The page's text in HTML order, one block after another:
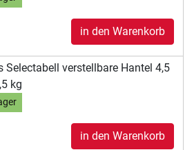
in den Warenkorb
Selectabell verstellbare Hantel 4,5
kg
in den Warenkorb